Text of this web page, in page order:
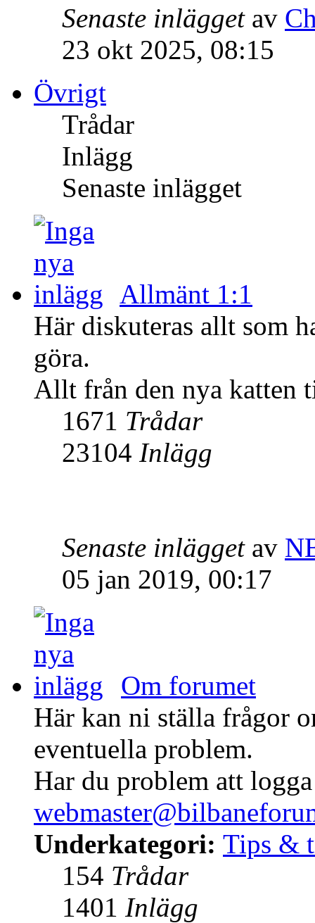
Senaste inläggetav
23 okt 2025, 08:15
Övrigt
Trådar
Inlägg
Senaste inlägget
Allmänt 1:1
Här diskuteras allt som
göra.
Allt från den nya katten
1671 Trådar
23104 Inlägg
Senaste inläggetav
05 jan 2019, 00:17
Om forumet
Här kan ni ställa frågor
eventuella problem.
Har du problem att
Underkategori: Tips &
154 Trådar
1401 Inlägg